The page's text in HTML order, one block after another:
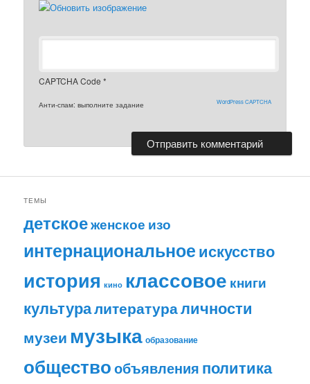
CAPTCHA Code *
Анти-спам: выполните задание WordPress CAPTCHA
ТЕМЫ
детскоеженское изо
интернациональноеискусство
история кино классовое книги
культуралитератураличности
музеи музыка образование
обществообъявления политика